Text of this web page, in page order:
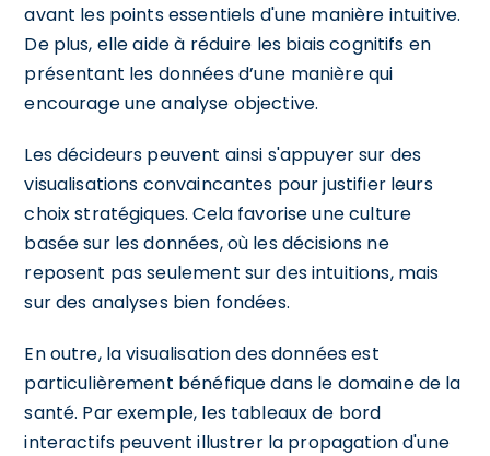
avant les points essentiels d'une manière intuitive.
De plus, elle aide à réduire les biais cognitifs en
présentant les données d’une manière qui
encourage une analyse objective.
Les décideurs peuvent ainsi s'appuyer sur des
visualisations convaincantes pour justifier leurs
choix stratégiques. Cela favorise une culture
basée sur les données, où les décisions ne
reposent pas seulement sur des intuitions, mais
sur des analyses bien fondées.
En outre, la visualisation des données est
particulièrement bénéfique dans le domaine de la
santé. Par exemple, les tableaux de bord
interactifs peuvent illustrer la propagation d'une